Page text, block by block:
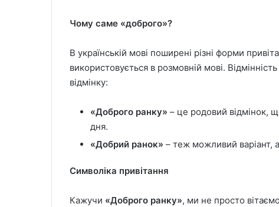
Чому саме «доброго»?
В українській мові поширені різні форми
використовується в розмовній мові.
відмінку:
«Доброго ранку» – це родовий відмінок,
дня.
«Добрий ранок» – теж можливий
Символіка привітання
Кажучи «Доброго ранку», ми не просто